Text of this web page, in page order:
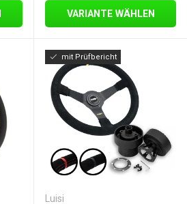
VARIANTE WÄHLEN
mit Prüfbericht
Luisi